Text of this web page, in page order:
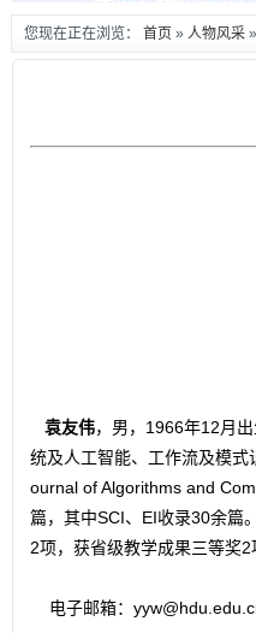
您现在正在浏览： 首页 » 人物风采 »
袁友伟，男，1966年12月
统及人工智能、工作流及模
ournal of Algorithms and
篇，其中SCI、EI收录30余篇
2项，获省级教学成果三等奖2
电子邮箱：